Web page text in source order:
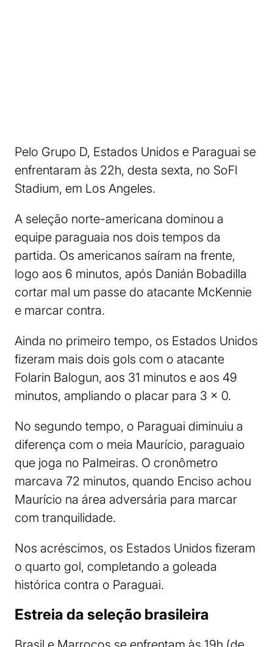
Pelo Grupo D, Estados Unidos e Paraguai se
enfrentaram às 22h, desta sexta, no SoFI
Stadium, em Los Angeles.
A seleção norte-americana dominou a
equipe paraguaia nos dois tempos da
partida. Os americanos saíram na frente,
logo aos 6 minutos, após Danián Bobadilla
cortar mal um passe do atacante McKennie
e marcar contra.
Ainda no primeiro tempo, os Estados Unidos
fizeram mais dois gols com o atacante
Folarin Balogun, aos 31 minutos e aos 49
minutos, ampliando o placar para 3 x 0.
No segundo tempo, o Paraguai diminuiu a
diferença com o meia Maurício, paraguaio
que joga no Palmeiras. O cronômetro
marcava 72 minutos, quando Enciso achou
Maurício na área adversária para marcar
com tranquilidade.
Nos acréscimos, os Estados Unidos fizeram
o quarto gol, completando a goleada
histórica contra o Paraguai.
Estreia da seleção brasileira